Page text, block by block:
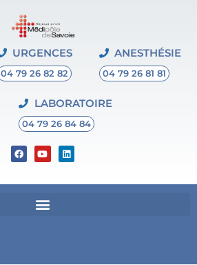
URGENCES
04 79 26 82 82
ANESTHÉSIE
04 79 26 81 81
LABORATOIRE
04 79 26 84 84
F
a
b
Y
o
u
e
L
i
e